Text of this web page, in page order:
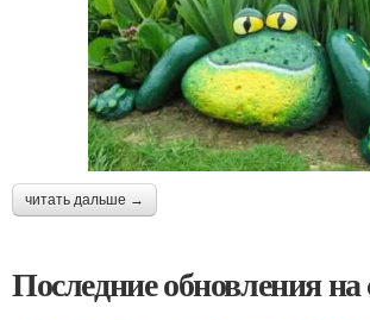
читать дальше →
Последние обновления на